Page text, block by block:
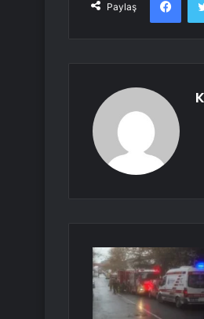
Paylaş